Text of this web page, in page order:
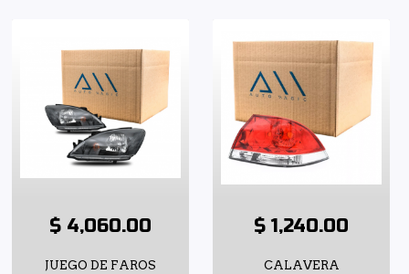
$ 4,060.00
JUEGO DE FAROS
$ 1,240.00
CALAVERA